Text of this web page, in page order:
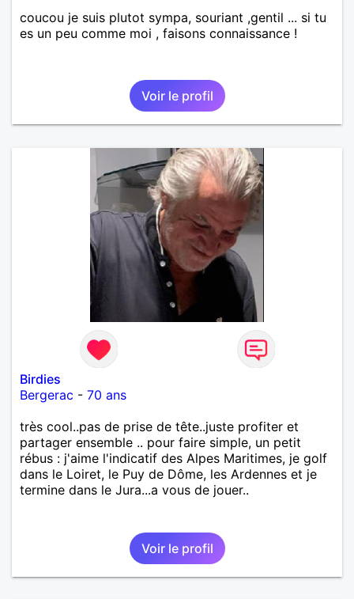
coucou je suis plutot sympa, souriant ,gentil ... si tu
es un peu comme moi , faisons connaissance !
Voir le profil
Birdies
Bergerac - 70 ans
très cool..pas de prise de tête..juste profiter et
partager ensemble .. pour faire simple, un petit
rébus : j'aime l'indicatif des Alpes Maritimes, je golf
dans le Loiret, le Puy de Dôme, les Ardennes et je
termine dans le Jura...a vous de jouer..
Voir le profil